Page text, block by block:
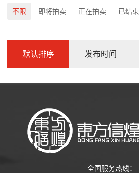
不限 即将拍卖 正在拍卖 已结束
默认排序 发布时间
全国服务热线：